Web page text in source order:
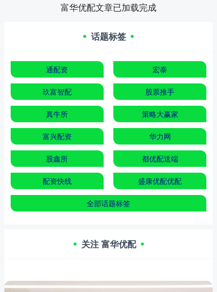
富华优配文章已加载完成
话题标签
通配资 宏泰
玖富智配 股票推手
真牛所 策略大赢家
富兴配资 华力网
股鑫所 都优配送端
配资快线 盛康优配优配
全部话题标签
关注 富华优配